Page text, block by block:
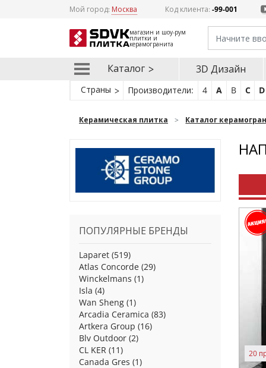
Мой город: Москва Код клиента: -99-001
магазин и шоу-рум
плитки и
керамогранита
Каталог 3D Дизайн
Страны Производители: 4 A B C D
Керамическая плитка Каталог
ПОПУЛЯРНЫЕ БРЕНДЫ
Laparet (519)
Atlas Concorde (29)
Winckelmans (1)
Isla (4)
Wan Sheng (1)
Arcadia Ceramica (83)
Artkera Group (16)
Blv Outdoor (2)
CL KER (11)
Canada Gres (1)
20